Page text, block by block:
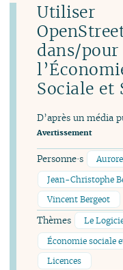
Utiliser
dans/pour
Sociale et
D’après un média
Avertissement
Personne·s
Jean-Christophe
Vincent Bergeot
Thèmes
Le
Économie sociale
Licences